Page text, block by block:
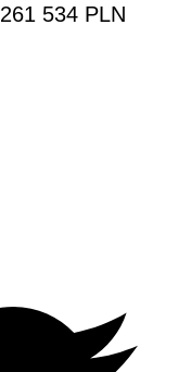
261 534 PLN